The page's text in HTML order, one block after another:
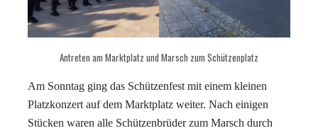
Antreten am Marktplatz und Marsch zum Schützenplatz
Am Sonntag ging das Schützenfest mit einem kleinen
Platzkonzert auf dem Marktplatz weiter. Nach einigen
Stücken waren alle Schützenbrüder zum Marsch durch